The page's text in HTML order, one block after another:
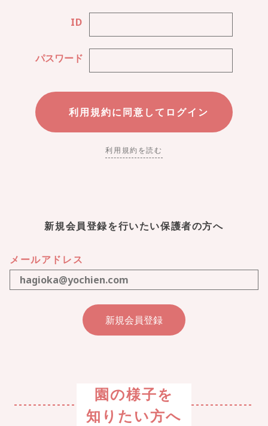
ID
パスワード
利用規約を読む
新規会員登録を行いたい保護者の方へ
メールアドレス
園の様子を
知りたい方へ